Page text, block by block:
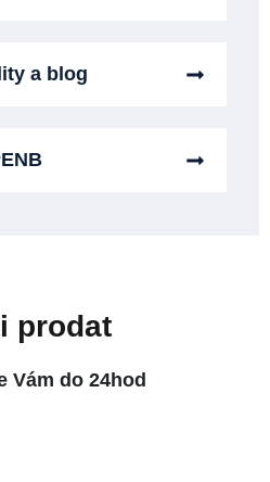
a blog
prodat
Vám do 24hod